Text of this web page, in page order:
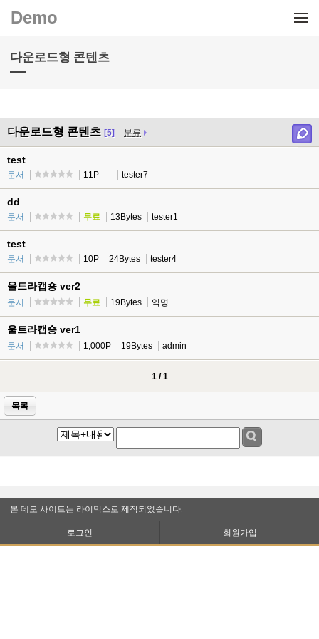
Demo
다운로드형 콘텐츠
다운로드형 콘텐츠 [5] 분류
test
문서 11P - tester7
dd
문서 무료 13Bytes tester1
test
문서 10P 24Bytes tester4
울트라캡숑 ver2
문서 무료 19Bytes 익명
울트라캡숑 ver1
문서 1,000P 19Bytes admin
1 / 1
목록
본 데모 사이트는 라이믹스로 제작되었습니다.
로그인
회원가입